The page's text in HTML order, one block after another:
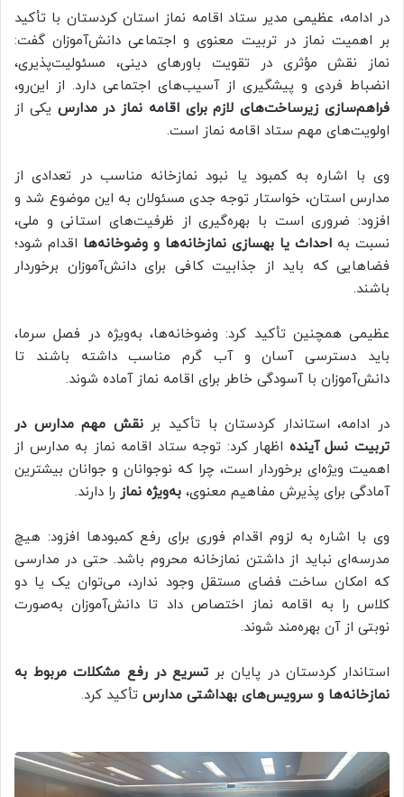
در ادامه، عظیمی مدیر ستاد اقامه نماز استان کردستان با تأکید
بر اهمیت نماز در تربیت معنوی و اجتماعی دانش‌آموزان گفت:
نماز نقش مؤثری در تقویت باورهای دینی، مسئولیت‌پذیری،
انضباط فردی و پیشگیری از آسیب‌های اجتماعی دارد. از این‌رو،
فراهم‌سازی زیرساخت‌های لازم برای اقامه نماز در مدارس یکی از
اولویت‌های مهم ستاد اقامه نماز است.
وی با اشاره به کمبود یا نبود نمازخانه مناسب در تعدادی از
مدارس استان، خواستار توجه جدی مسئولان به این موضوع شد و
افزود: ضروری است با بهره‌گیری از ظرفیت‌های استانی و ملی،
نسبت به احداث یا بهسازی نمازخانه‌ها و وضوخانه‌ها اقدام شود؛
فضاهایی که باید از جذابیت کافی برای دانش‌آموزان برخوردار
باشند.
عظیمی همچنین تأکید کرد: وضوخانه‌ها، به‌ویژه در فصل سرما،
باید دسترسی آسان و آب گرم مناسب داشته باشند تا
دانش‌آموزان با آسودگی خاطر برای اقامه نماز آماده شوند.
در ادامه، استاندار کردستان با تأکید برنقش مهم مدارس در
تربیت نسل آینده اظهار کرد: توجه ستاد اقامه نماز به مدارس از
اهمیت ویژه‌ای برخوردار است، چرا که نوجوانان و جوانان بیشترین
آمادگی برای پذیرش مفاهیم معنوی، به‌ویژه نماز را دارند.
وی با اشاره به لزوم اقدام فوری برای رفع کمبودها افزود: هیچ
مدرسه‌ای نباید از داشتن نمازخانه محروم باشد. حتی در مدارسی
که امکان ساخت فضای مستقل وجود ندارد، می‌توان یک یا دو
کلاس را به اقامه نماز اختصاص داد تا دانش‌آموزان به‌صورت
نوبتی از آن بهره‌مند شوند.
استاندار کردستان در پایان بر تسریع در رفع مشکلات مربوط به
نمازخانه‌ها و سرویس‌های بهداشتی مدارس تأکید کرد.